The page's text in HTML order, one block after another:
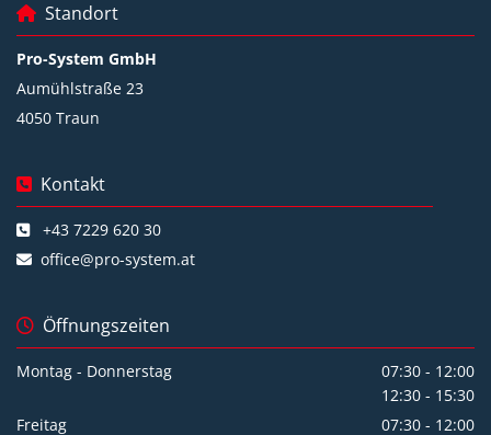
 Standort
Pro-System GmbH
Aumühlstraße 23
4050 Traun
 Kontakt
 +43 7229 620 30
 office@pro-system.at
 Öffnungszeiten
Montag - Donnerstag
07:30 - 12:00
12:30 - 15:30
Freitag
07:30 - 12:00